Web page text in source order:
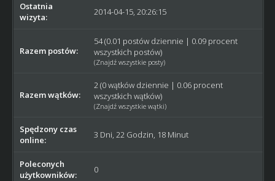
Ostatnia
wizyta:
2014-04-15, 20:26:15
Razem postów:
54 (0.01 postów dziennie | 0.09 procent
wszystkich postów)
(Znajdź wszystkie posty)
Razem wątków:
2 (0 wątków dziennie | 0.06 procent
wszystkich wątków)
(Znajdź wszystkie wątki)
Spędzony czas
online:
3 Dni, 22 Godzin, 18 Minut
Poleconych
użytkowników:
0